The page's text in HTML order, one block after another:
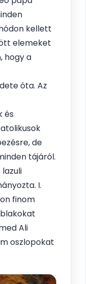
kellett
elemeket
hogy a
óta. Az
és
de
tájáról.
I.
finom
Ali
oszlopokat